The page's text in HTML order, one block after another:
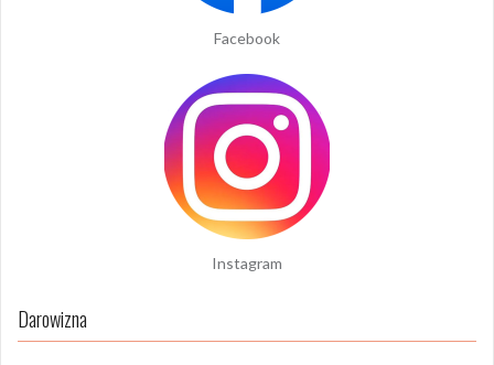
Facebook
Instagram
Darowizna